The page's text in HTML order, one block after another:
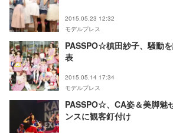
2015.05.23 12:32
モデルプレス
PASSPO☆槙田紗子、騒動
表
2015.05.14 17:34
モデルプレス
PASSPO☆、CA姿＆美脚魅
ンスに観客釘付け